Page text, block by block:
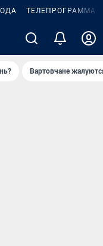
ТЕЛЕПРОГРАММА
Вартовчане